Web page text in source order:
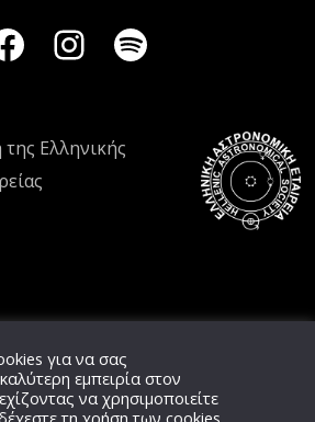
Ελληνικής
για να σας
εμπειρία στον
να χρησιμοποιείτε
τη χρήση των cookies